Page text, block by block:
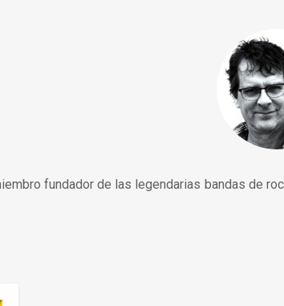
fundador de las legendarias bandas de